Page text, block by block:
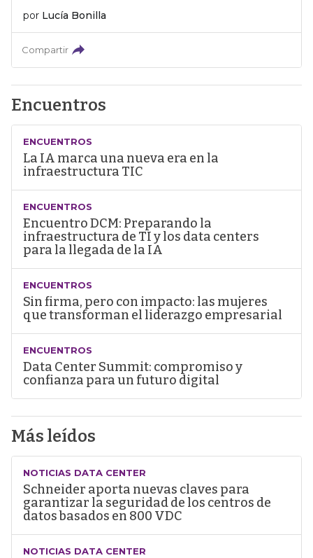
por Lucía Bonilla
Compartir
Encuentros
ENCUENTROS
La IA marca una nueva era en la
infraestructura TIC
ENCUENTROS
Encuentro DCM: Preparando la
infraestructura de TI y los data centers
para la llegada de la IA
ENCUENTROS
Sin firma, pero con impacto: las mujeres
que transforman el liderazgo empresarial
ENCUENTROS
Data Center Summit: compromiso y
confianza para un futuro digital
Más leídos
NOTICIAS DATA CENTER
Schneider aporta nuevas claves para
garantizar la seguridad de los centros de
datos basados en 800 VDC
NOTICIAS DATA CENTER